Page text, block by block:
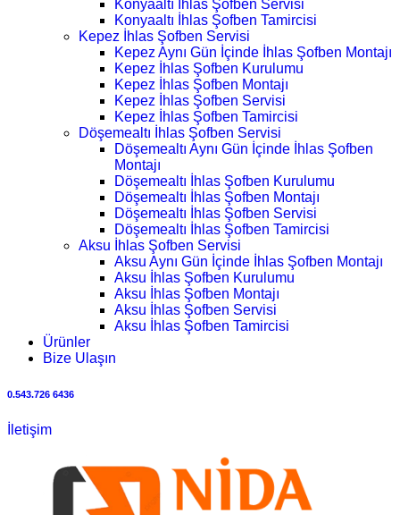
Konyaaltı İhlas Şofben Servisi
Konyaaltı İhlas Şofben Tamircisi
Kepez İhlas Şofben Servisi
Kepez Aynı Gün İçinde İhlas Şofben Montajı
Kepez İhlas Şofben Kurulumu
Kepez İhlas Şofben Montajı
Kepez İhlas Şofben Servisi
Kepez İhlas Şofben Tamircisi
Döşemealtı İhlas Şofben Servisi
Döşemealtı Aynı Gün İçinde İhlas Şofben
Montajı
Döşemealtı İhlas Şofben Kurulumu
Döşemealtı İhlas Şofben Montajı
Döşemealtı İhlas Şofben Servisi
Döşemealtı İhlas Şofben Tamircisi
Aksu İhlas Şofben Servisi
Aksu Aynı Gün İçinde İhlas Şofben Montajı
Aksu İhlas Şofben Kurulumu
Aksu İhlas Şofben Montajı
Aksu İhlas Şofben Servisi
Aksu İhlas Şofben Tamircisi
Ürünler
Bize Ulaşın
0.543.726 6436
İletişim